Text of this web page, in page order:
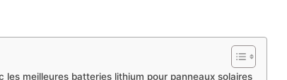
les meilleures batteries lithium pour panneaux solaires